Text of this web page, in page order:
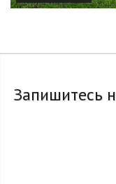
Запишитесь